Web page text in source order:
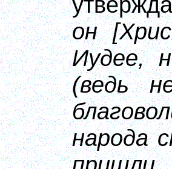
он
Иудее,
(ведь
народа